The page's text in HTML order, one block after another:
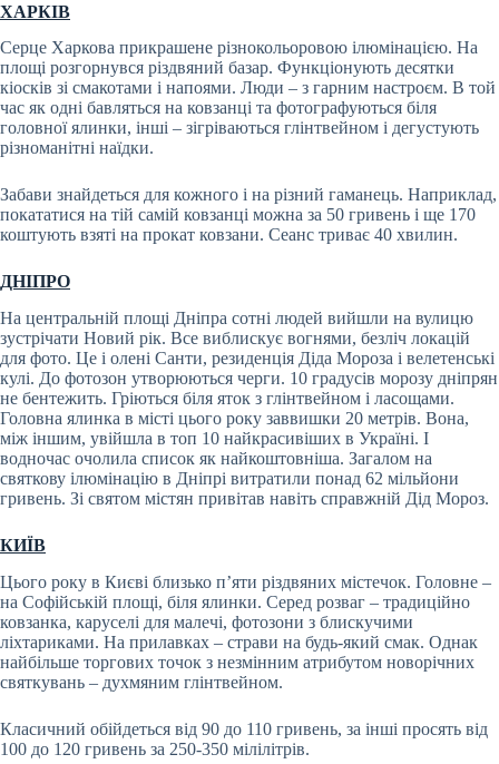
ХАРКІВ
Серце Харкова прикрашене різнокольоровою ілюмінацією. На
площі розгорнувся різдвяний базар. Функціонують десятки
кіосків зі смакотами і напоями. Люди – з гарним настроєм. В той
час як одні бавляться на ковзанці та фотографуються біля
головної ялинки, інші – зігріваються глінтвейном і дегустують
різноманітні наїдки.
Забави знайдеться для кожного і на різний гаманець. Наприклад,
покататися на тій самій ковзанці можна за 50 гривень і ще 170
коштують взяті на прокат ковзани. Сеанс триває 40 хвилин.
ДНІПРО
На центральній площі Дніпра сотні людей вийшли на вулицю
зустрічати Новий рік. Все виблискує вогнями, безліч локацій
для фото. Це і олені Санти, резиденція Діда Мороза і велетенські
кулі. До фотозон утворюються черги. 10 градусів морозу дніпрян
не бентежить. Гріються біля яток з глінтвейном і ласощами.
Головна ялинка в місті цього року заввишки 20 метрів. Вона,
між іншим, увійшла в топ 10 найкрасивіших в Україні. І
водночас очолила список як найкоштовніша. Загалом на
святкову ілюмінацію в Дніпрі витратили понад 62 мільйони
гривень. Зі святом містян привітав навіть справжній Дід Мороз.
КИЇВ
Цього року в Києві близько п’яти різдвяних містечок. Головне –
на Софійській площі, біля ялинки. Серед розваг – традиційно
ковзанка, каруселі для малечі, фотозони з блискучими
ліхтариками. На прилавках – страви на будь-який смак. Однак
найбільше торгових точок з незмінним атрибутом новорічних
святкувань – духмяним глінтвейном.
Класичний обійдеться від 90 до 110 гривень, за інші просять від
100 до 120 гривень за 250-350 мілілітрів.